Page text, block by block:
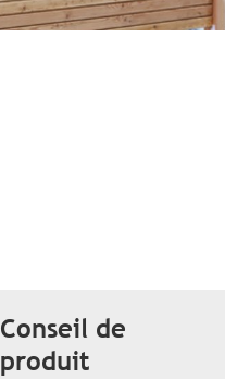
Conseil de
produit